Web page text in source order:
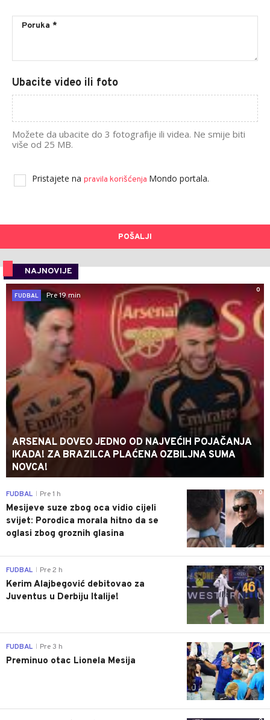
Ubacite video ili foto
Možete da ubacite do 3 fotografije ili videa. Ne smije biti
više od 25 MB.
Pristajete na pravila korišćenja Mondo portala.
POŠALJI
NAJNOVIJE
0
FUDBAL
Pre 19 min
ARSENAL DOVEO JEDNO OD NAJVEĆIH POJAČANJA
IKADA! ZA BRAZILCA PLAĆENA OZBILJNA SUMA
NOVCA!
0
FUDBAL Pre 1 h
Mesijeve suze zbog oca vidio cijeli
svijet: Porodica morala hitno da se
oglasi zbog groznih glasina
0
FUDBAL Pre 2 h
Kerim Alajbegović debitovao za
Juventus u Derbiju Italije!
0
FUDBAL Pre 3 h
Preminuo otac Lionela Mesija